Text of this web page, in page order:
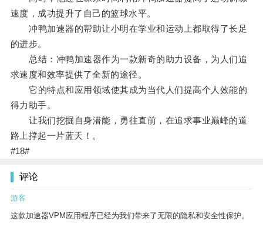
速度，成功提升了自己的篮球水平。
冲鸭加速器的帮助让小明在学业和运动上都取得了长足
的进步。
总结：冲鸭加速器作为一款新奇的助力设备，为人们追
求速度和效率提供了全新的途径。
它的特点和应用领域使其成为当代人们提高个人效能的
得力助手。
让我们挖掘自身潜能，勇往直前，在追求事业巅峰的道
路上撑起一片蓝天！。
#18#
评论
游客
这款加速器VPM应用程序已经为我们带来了无限的隐私和安全性保护。